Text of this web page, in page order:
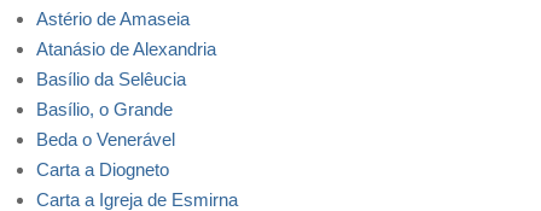
Astério de Amaseia
Atanásio de Alexandria
Basílio da Selêucia
Basílio, o Grande
Beda o Venerável
Carta a Diogneto
Carta a Igreja de Esmirna